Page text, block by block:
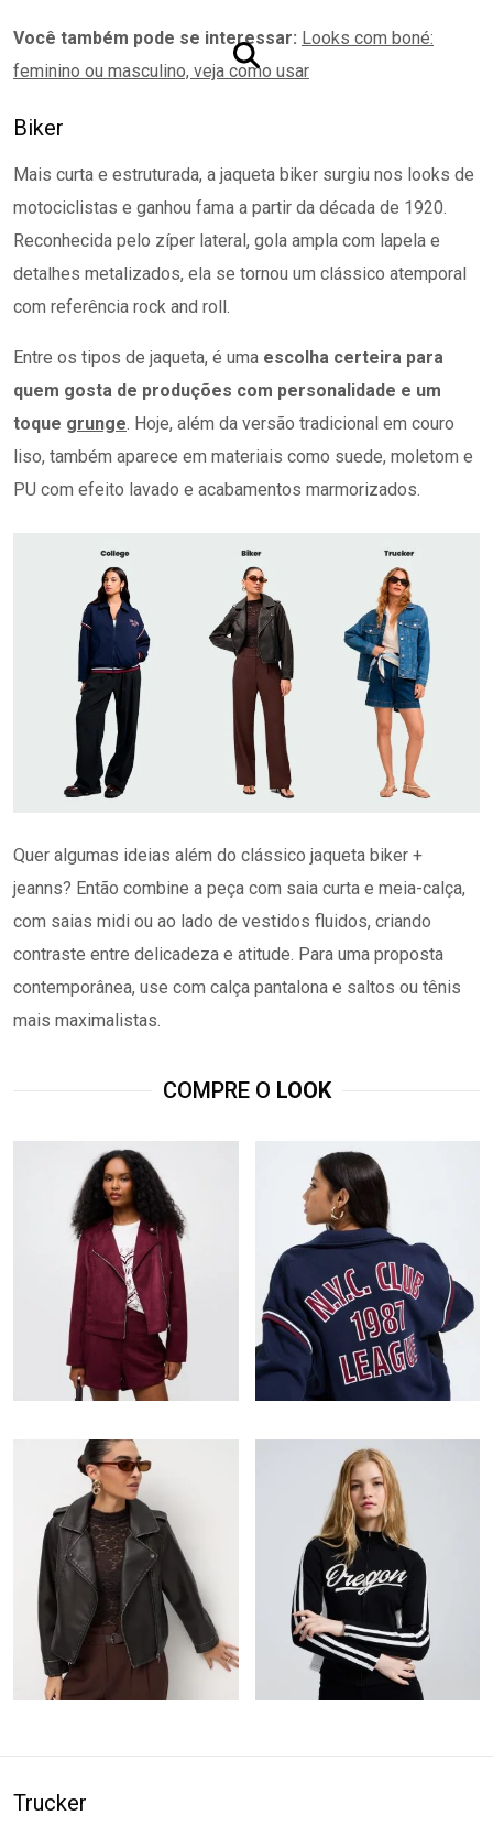
Você também pode se interessar: Looks com boné:
feminino ou masculino, veja como usar
Biker
Mais curta e estruturada, a jaqueta biker surgiu nos looks de
motociclistas e ganhou fama a partir da década de 1920.
Reconhecida pelo zíper lateral, gola ampla com lapela e
detalhes metalizados, ela se tornou um clássico atemporal
com referência rock and roll.
Entre os tipos de jaqueta, é uma escolha certeira para
quem gosta de produções com personalidade e um
toque grunge . Hoje, além da versão tradicional em couro
liso, também aparece em materiais como suede, moletom e
PU com efeito lavado e acabamentos marmorizados.
Quer algumas ideias além do clássico jaqueta biker +
jeanns? Então combine a peça com saia curta e meia-calça,
com saias midi ou ao lado de vestidos fluidos, criando
contraste entre delicadeza e atitude. Para uma proposta
contemporânea, use com calça pantalona e saltos ou tênis
mais maximalistas.
COMPRE O LOOK
Trucker